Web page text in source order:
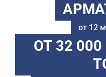
от 12
ОТ 32